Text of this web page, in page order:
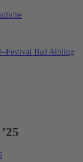
Bad Aibling